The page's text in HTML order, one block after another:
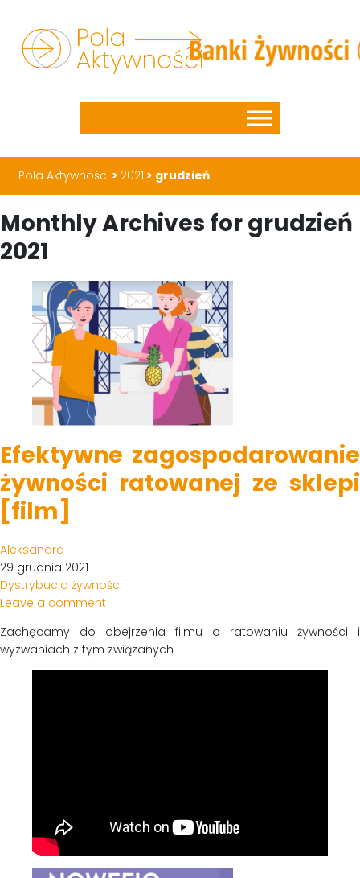
Pola Aktywności > 2021 > grudzień
Monthly Archives for grudzień
2021
Efektywne zagospodarowanie
żywności ratowanej ze sklepi
[film]
Aleksandra
29 grudnia 2021
Dystrybucja żywności
Leave a comment
Zachęcamy do obejrzenia filmu o ratowaniu żywności i
wyzwaniach z tym związanych